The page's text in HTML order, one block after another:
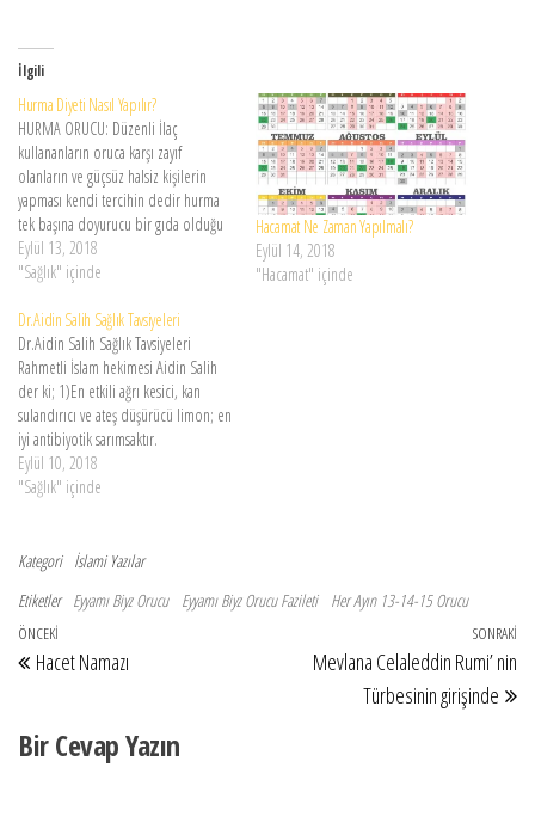
İlgili
Hurma Diyeti Nasıl Yapılır?
HURMA ORUCU: Düzenli İlaç
kullananların oruca karşı zayıf
olanların ve güçsüz halsiz kişilerin
yapması kendi tercihin dedir hurma
tek başına doyurucu bir gıda olduğu
için tecrübeyle sabittir ki hiçbir zararı
yoktur oruç daha güzel tutulmaktadır.
cennettendir ve cinnete karşı şifadır.”
buyurulmuştur. İnsan besin olarak
uzun süre…
Eylül 13, 2018
"Sağlık" içinde
Hacamat Ne Zaman Yapılmalı?
Eylül 14, 2018
"Hacamat" içinde
Dr.Aidin Salih Sağlık Tavsiyeleri
Dr.Aidin Salih Sağlık Tavsiyeleri
Rahmetli İslam hekimesi Aidin Salih
der ki; 1)En etkili ağrı kesici, kan
sulandırıcı ve ateş düşürücü limon; en
iyi antibiyotik sarımsaktır.
2)İltihaplanma için 2-3 gün açlık
orucu. 3)Kortizon, bağırsaklarda
kalsiyumun böbreklerle dışarı
sistemini baskılar.…
Eylül 10, 2018
"Sağlık" içinde
Kategori İslami Yazılar
Etiketler Eyyamı Biyz Orucu Eyyamı Biyz Orucu Fazileti Her Ayın 13-14-15 Orucu
Yazı gezinmesi
Önceki Yazı
ÖNCEKI
Hacet Namazı
SONRAKI
Mevlana Celaleddin Rumi’ nin
Türbesinin girişinde
Bir Cevap Yazın